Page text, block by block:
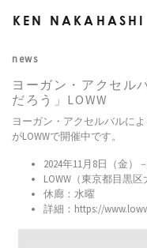
KEN NAKAHASHI
news
ヨーガン・アクセル
だろう」LOWW
ヨーガン・アクセルバルに
がLOWWで開催中です。
2024年11月8日（金）
LOWW（東京都目黒区
休廊：水曜
詳細：https://